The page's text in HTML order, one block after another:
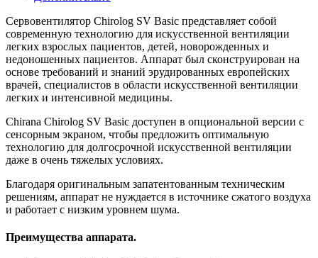
Сервовентилятор Chirolog SV Basic представляет собой
современную технологию для искусственной вентиляции
легких взрослых пациентов, детей, новорожденных и
недоношенных пациентов. Аппарат был сконструирован на
основе требований и знаний эрудированных европейских
врачей, специалистов в области искусственной вентиляции
легких и интенсивной медицины.
Chirana Chirolog SV Basic доступен в опциональной версии с
сенсорным экраном, чтобы предложить оптимальную
технологию для долгосрочной искусственной вентиляции
даже в очень тяжелых условиях.
Благодаря оригинальным запатентованным техническим
решениям, аппарат не нуждается в источнике сжатого воздуха
и работает с низким уровнем шума.
Преимущества аппарата.